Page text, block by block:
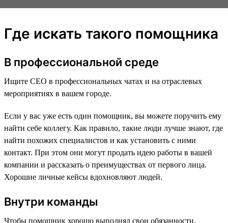
Где искать такого помощника
В профессиональной среде
Ищите CEO в профессиональных чатах и на отраслевых
мероприятиях в вашем городе.
Если у вас уже есть один помощник, вы можете поручить ему
найти себе коллегу. Как правило, такие люди лучше знают, где
найти похожих специалистов и как установить с ними
контакт. При этом они могут продать идею работы в вашей
компании и рассказать о преимуществах от первого лица.
Хорошие личные кейсы вдохновляют людей.
Внутри команды
Чтобы помощник хорошо выполнял свои обязанности,